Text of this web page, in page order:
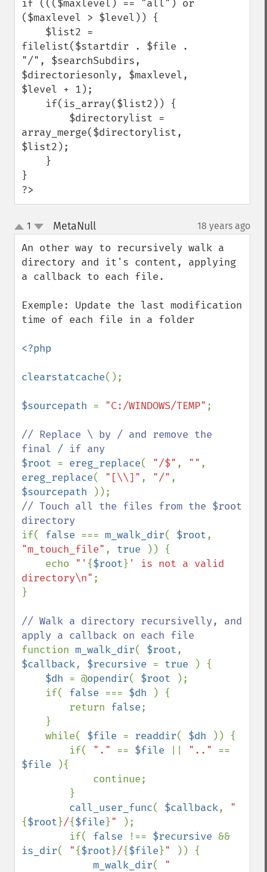
if ((($maxlevel) == "all") or
($maxlevel > $level)) {
filelist($startdir . $file .
"/", $searchSubdirs,
$directoriesonly, $maxlevel,
$level + 1);
array_merge($directorylist,
$list2);
}
?>
up
down
1 MetaNull¶ 18 years ago
An other way to recursively walk a
directory and it's content, applying
a callback to each file.
Exemple: Update the last modification
time of each file in a folder
<?php
clearstatcache();
$sourcepath = "C:/WINDOWS/TEMP" ;
// Replace \ by / and remove the
$root = ereg_replace( "/$" , ""
ereg_replace( "[\\]" , "/"
$sourcepath
// Touch all the files from the $root
if( false === m_walk_dir( $root
"m_touch_file" , true
)) {
    echo
"' {$root} ' is not a valid
directory\n" ;
}
// Walk a directory recursivelly, and
function m_walk_dir( $root
$callback, $recursive = true
) {
$dh = @opendir( $root
);
    if(
false === $dh
) {
        return
false;
    while(
$file = readdir( $dh
)) {
        if(
"." == $file ".."
$file
){
call_user_func( $callback, "
{$root}/{$file}"
);
        if(
false !== $recursive
is_dir( "{$root}/{$file}"
)) {
m_walk_dir( "